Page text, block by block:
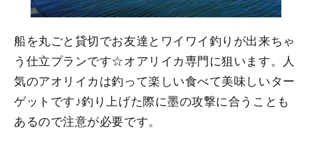
船を丸ごと貸切でお友達とワイワイ釣りが出来ちゃ
う仕立プランです☆オアリイカ専門に狙います。人
気のアオリイカは釣って楽しい食べて美味しいター
ゲットです♪釣り上げた際に墨の攻撃に合うことも
あるので注意が必要です。